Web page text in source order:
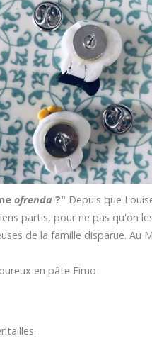
ofrenda ?" Depuis que
partis, pour ne pas qu'on
de la famille disparue. Au
en pâte Fimo :